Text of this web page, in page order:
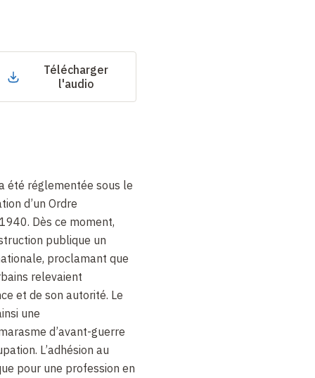
Télécharger
l'audio
été réglementée sous le
d’un Ordre
Dès ce moment,
publique un
proclamant que
relevaient
et de son autorité. Le
une
d’avant-guerre
L’adhésion au
pour une profession en